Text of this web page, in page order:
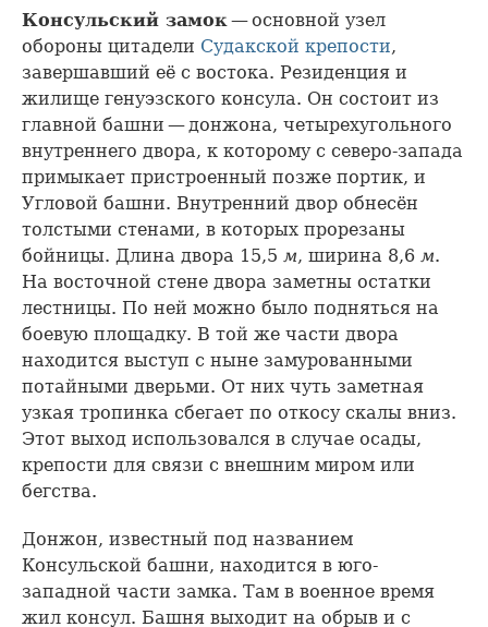
Консульский замок — основной узел
обороны цитадели Судакской крепости,
завершавший её с востока. Резиденция и
жилище генуэзского консула. Он состоит из
главной башни — донжона, четырехугольного
внутреннего двора, к которому с северо-запада
примыкает пристроенный позже портик, и
Угловой башни. Внутренний двор обнесён
толстыми стенами, в которых прорезаны
бойницы. Длина двора 15,5 м, ширина 8,6 м.
На восточной стене двора заметны остатки
лестницы. По ней можно было подняться на
боевую площадку. В той же части двора
находится выступ с ныне замурованными
потайными дверьми. От них чуть заметная
узкая тропинка сбегает по откосу скалы вниз.
Этот выход использовался в случае осады,
крепости для связи с внешним миром или
бегства.
Донжон, известный под названием
Консульской башни, находится в юго-
западной части замка. Там в военное время
жил консул. Башня выходит на обрыв и с